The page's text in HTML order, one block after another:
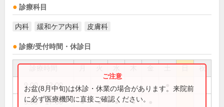
診療科目
内科 緩和ケア内科 皮膚科
診療/受付時間・休診日
祝
9:00～12:00
9:00～17:00 ● ● ● ●
お盆(8月中旬)は休診・休業の場合があります。来院前
に必ず医療機関に直接ご確認ください。